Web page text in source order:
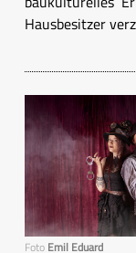
Hausbesitzer
Foto Emil Eduard